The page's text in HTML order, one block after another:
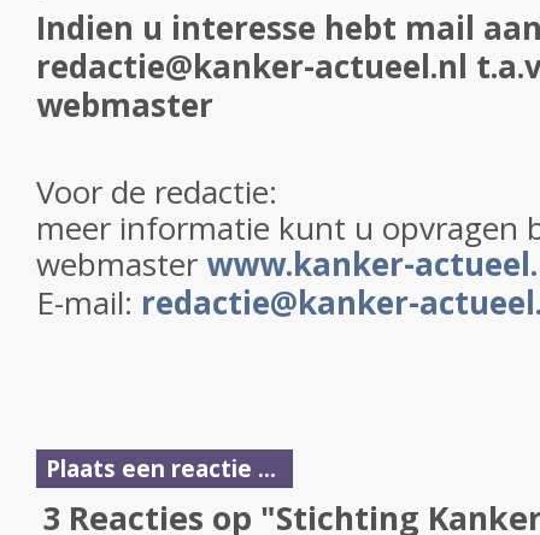
Indien u interesse hebt mail
redactie@kanker-actueel.nl
webmaster
Voor de redactie:
meer informatie kunt u opvragen
webmaster www.kanker-
E-mail: redactie@kanker-
Plaats een reactie ...
3 Reacties op "Stichting